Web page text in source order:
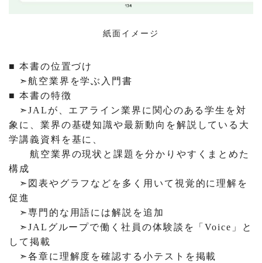
紙面イメージ
■ 本書の位置づけ
➣航空業界を学ぶ入門書
■ 本書の特徴
➣JALが、エアライン業界に関心のある学生を対
象に、業界の基礎知識や最新動向を解説している大
学講義資料を基に、
航空業界の現状と課題を分かりやすくまとめた
構成
➣図表やグラフなどを多く用いて視覚的に理解を
促進
➣専門的な用語には解説を追加
➣JALグループで働く社員の体験談を「Voice」と
して掲載
➣各章に理解度を確認する小テストを掲載